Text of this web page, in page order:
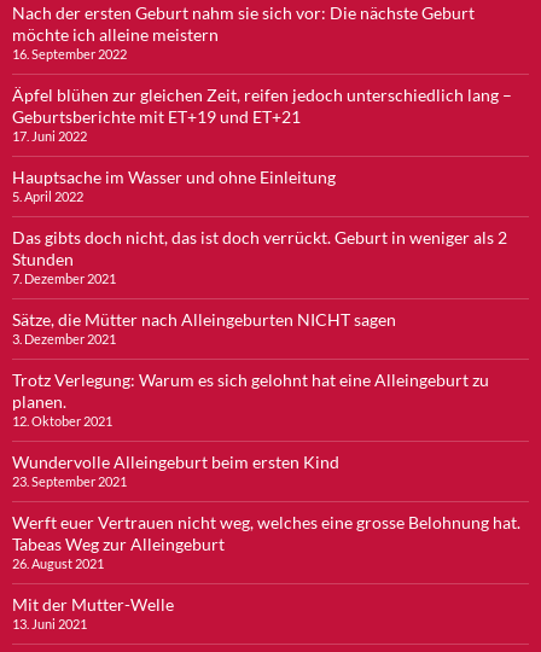
Nach der ersten Geburt nahm sie sich vor: Die nächste Geburt
möchte ich alleine meistern
16. September 2022
Äpfel blühen zur gleichen Zeit, reifen jedoch unterschiedlich lang –
Geburtsberichte mit ET+19 und ET+21
17. Juni 2022
Hauptsache im Wasser und ohne Einleitung
5. April 2022
Das gibts doch nicht, das ist doch verrückt. Geburt in weniger als 2
Stunden
7. Dezember 2021
Sätze, die Mütter nach Alleingeburten NICHT sagen
3. Dezember 2021
Trotz Verlegung: Warum es sich gelohnt hat eine Alleingeburt zu
planen.
12. Oktober 2021
Wundervolle Alleingeburt beim ersten Kind
23. September 2021
Werft euer Vertrauen nicht weg, welches eine grosse Belohnung hat.
Tabeas Weg zur Alleingeburt
26. August 2021
Mit der Mutter-Welle
13. Juni 2021